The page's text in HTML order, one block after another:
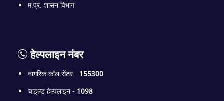
म.प्र. शासन विभाग
हेल्पलाइन नंबर
नागरिक कॉल सेंटर - 155300
चाइल्ड हेल्पलाइन - 1098